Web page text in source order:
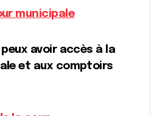
municipale
peux avoir accès à la
et aux comptoirs